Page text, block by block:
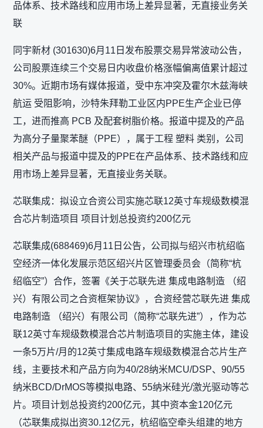
品体系、技术路线和应用市场上差异显著，无直接业务关
联
同宇新材 (301630)6月11日发布股票交易异常波动公告，
公司股票连续三个交易日内收盘价格涨幅偏离值累计超过
30%。近期市场有媒体报道，受中东冲突及霍尔木兹海峡
航运 受阻影响，沙特朱拜勒工业区内PPE生产企业已停
工，进而推高 PCB 及配套树脂价格。报道中提及的产品
为高分子量聚苯醚（PPE），属于工程 塑料 类别，公司
相关产品与报道中提及的PPE在产品体系、技术路线和应
用市场上差异显著，无直接业务关联。
芯联集成：拟设立合资公司实施芯联12英寸车规级数模混
合芯片制造项目 项目计划总投资约200亿元
芯联集成(688469)6月11日公告，公司拟与绍兴市杭绍临
空经济一体化发展示范区绍兴片区管理委员会（简称“杭
绍临空”）合作，签署《关于芯联先进 集成电路制造 （绍
兴）有限公司之合资框架协议》，合资经营芯联先进 集成
电路制造 （绍兴）有限公司（简称“芯联先进”），作为芯
联12英寸车规级数模混合芯片制造项目的实施主体，建设
一条5万片/月的12英寸集成电路车规级数模混合芯片生产
线，主要技术和产品方向为40/28纳米MCU/DSP、90/55
纳米BCD/DrMOS等模拟电路、55纳米硅光/激光驱动等芯
片。项目计划总投资约200亿元，其中资本金120亿元
（芯联集成拟出资30.12亿元，杭绍临空牵头组建的地方